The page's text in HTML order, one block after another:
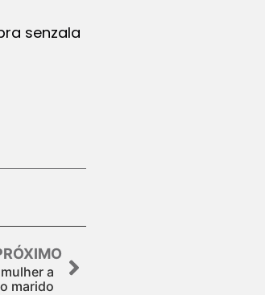
senzala
a
marido